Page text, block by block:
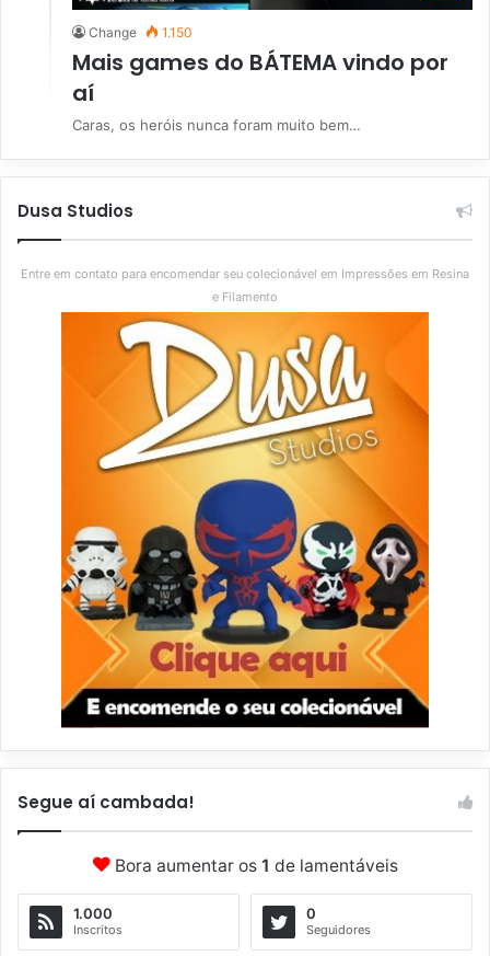
Change 1.150
Mais games do BÁTEMA vindo por
aí
Caras, os heróis nunca foram muito bem…
Dusa Studios
Entre em contato para encomendar seu colecionável em Impressões em Resina
e Filamento
Segue aí cambada!
Bora aumentar os 1 de lamentáveis
1.000
Inscritos
0
Seguidores